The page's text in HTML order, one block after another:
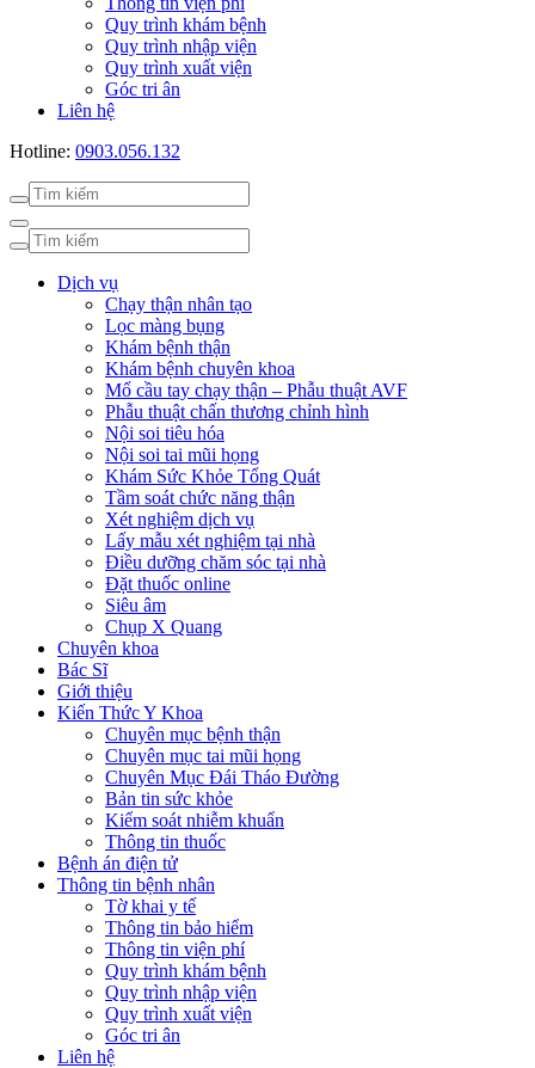
Quy trình khám bệnh
Quy trình nhập viện
Quy trình xuất viện
Góc tri ân
Liên hệ
Hotline: 0903.056.132
Dịch vụ
Chạy thận nhân tạo
Lọc màng bụng
Khám bệnh thận
Khám bệnh chuyên khoa
Mổ cầu tay chạy thận – Phẫu thuật AVF
Phẫu thuật chấn thương chỉnh hình
Nội soi tiêu hóa
Nội soi tai mũi họng
Khám Sức Khỏe Tổng Quát
Tầm soát chức năng thận
Xét nghiệm dịch vụ
Lấy mẫu xét nghiệm tại nhà
Điều dưỡng chăm sóc tại nhà
Đặt thuốc online
Siêu âm
Chụp X Quang
Chuyên khoa
Bác Sĩ
Giới thiệu
Kiến Thức Y Khoa
Chuyên mục bệnh thận
Chuyên mục tai mũi họng
Chuyên Mục Đái Tháo Đường
Bản tin sức khỏe
Kiểm soát nhiễm khuẩn
Thông tin thuốc
Bệnh án điện tử
Thông tin bệnh nhân
Tờ khai y tế
Thông tin bảo hiểm
Thông tin viện phí
Quy trình khám bệnh
Quy trình nhập viện
Quy trình xuất viện
Góc tri ân
Liên hệ